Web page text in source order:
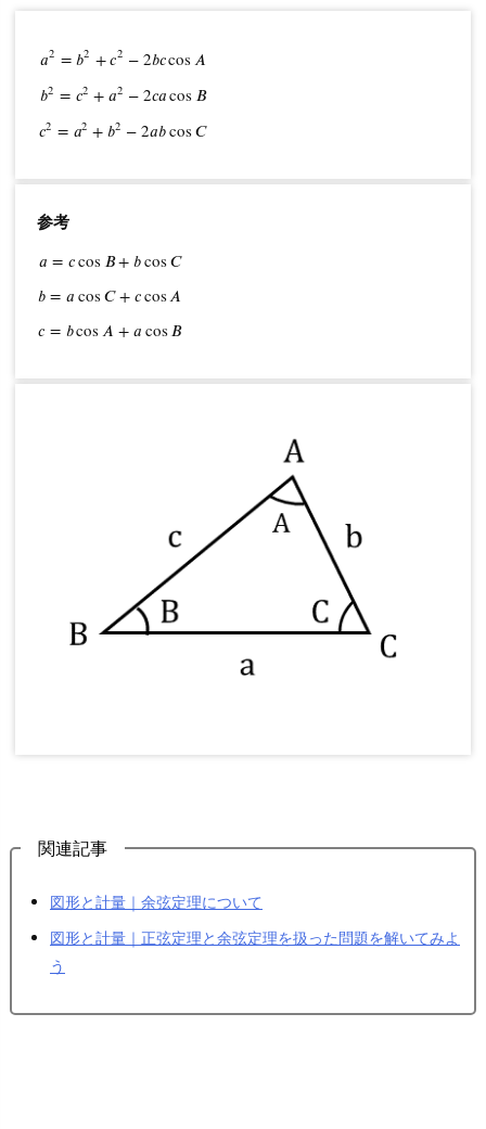
𝑎2 = 𝑏2 +𝑐2 −2𝑏𝑐cos𝐴
𝑏2 = 𝑐2 + 𝑎2 −2𝑐𝑎cos 𝐵
𝑐2 = 𝑎2 + 𝑏2 −2𝑎𝑏cos𝐶
a2 =b 2+c2−2b ccosAb 2=
参考
𝑎 = 𝑐cos 𝐵+ 𝑏cos𝐶
𝑏 = 𝑎 cos𝐶 + 𝑐cos𝐴
𝑐 = 𝑏cos𝐴 + 𝑎 cos𝐵
a =c cosB+bcosCb=a
関連記事
図形と計量｜余弦定理について
図形と計量｜正弦定理と余弦定理を扱った問題を解いてみよ
う